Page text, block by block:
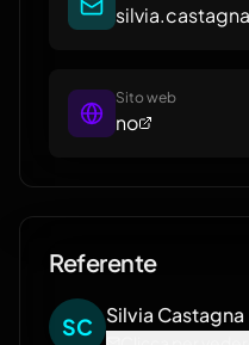
Sito web
no
Referente
SC Silvia Castagna